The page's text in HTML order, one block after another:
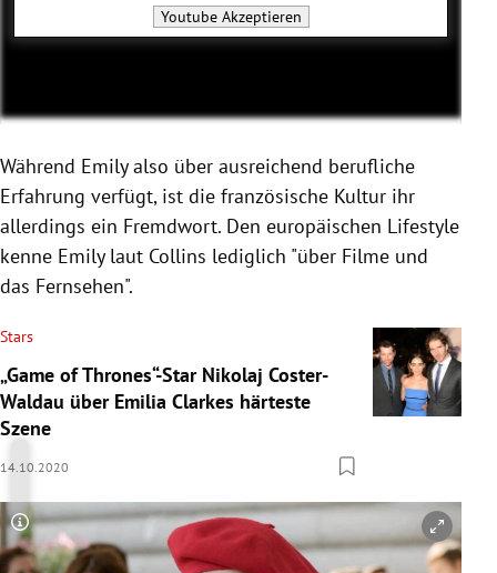
YoutubeAkzeptieren
Während Emily also über ausreichend berufliche
Erfahrung verfügt, ist die französische Kultur ihr
allerdings ein Fremdwort. Den europäischen Lifestyle
kenne Emily laut Collins lediglich "über Filme und
das Fernsehen".
Stars
„Game of Thrones“-Star Nikolaj Coster-
Waldau über Emilia Clarkes härteste
Szene
14.10.2020
Copyright-Hinweis öffnen/schließen